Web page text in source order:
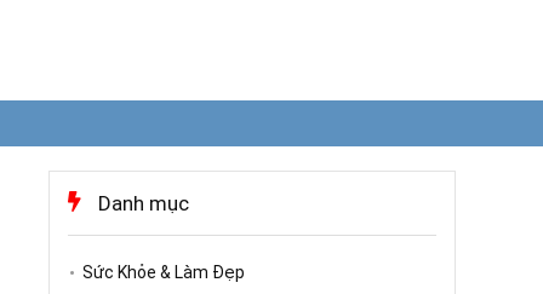
Danh mục
Sức Khỏe & Làm Đẹp